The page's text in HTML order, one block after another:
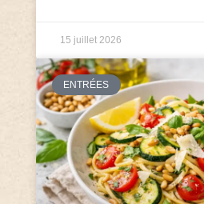
15 juillet 2026
ENTRÉES